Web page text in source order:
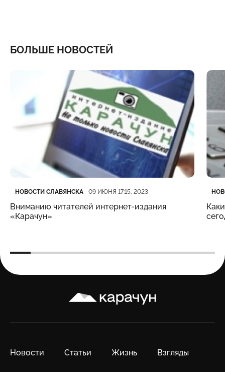
БОЛЬШЕ НОВОСТЕЙ
Категория
НОВОСТИ СЛАВЯНСКА
Дата публикации 09 ИЮНЯ 17:15, 2023
Вниманию читателей интернет-издания
«Карачун»
Карачун
Новости Статьи Жизнь Взгляды